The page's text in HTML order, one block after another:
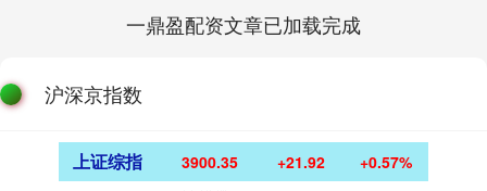
一鼎盈配资文章已加载完成
沪深京指数
上证综指 3900.35 +21.92 +0.57%